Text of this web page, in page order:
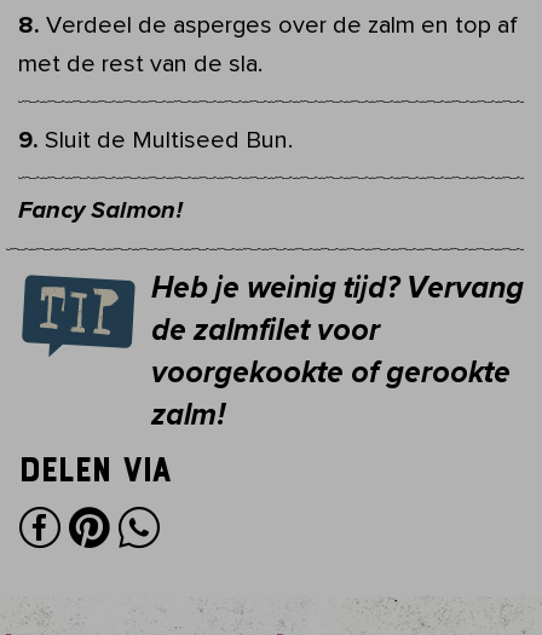
Verdeel de asperges over de zalm en top af
met de rest van de sla.
Sluit de Multiseed Bun.
Fancy Salmon!
Heb je weinig tijd? Vervang
de zalmfilet voor
voorgekookte of gerookte
zalm!
Delen via